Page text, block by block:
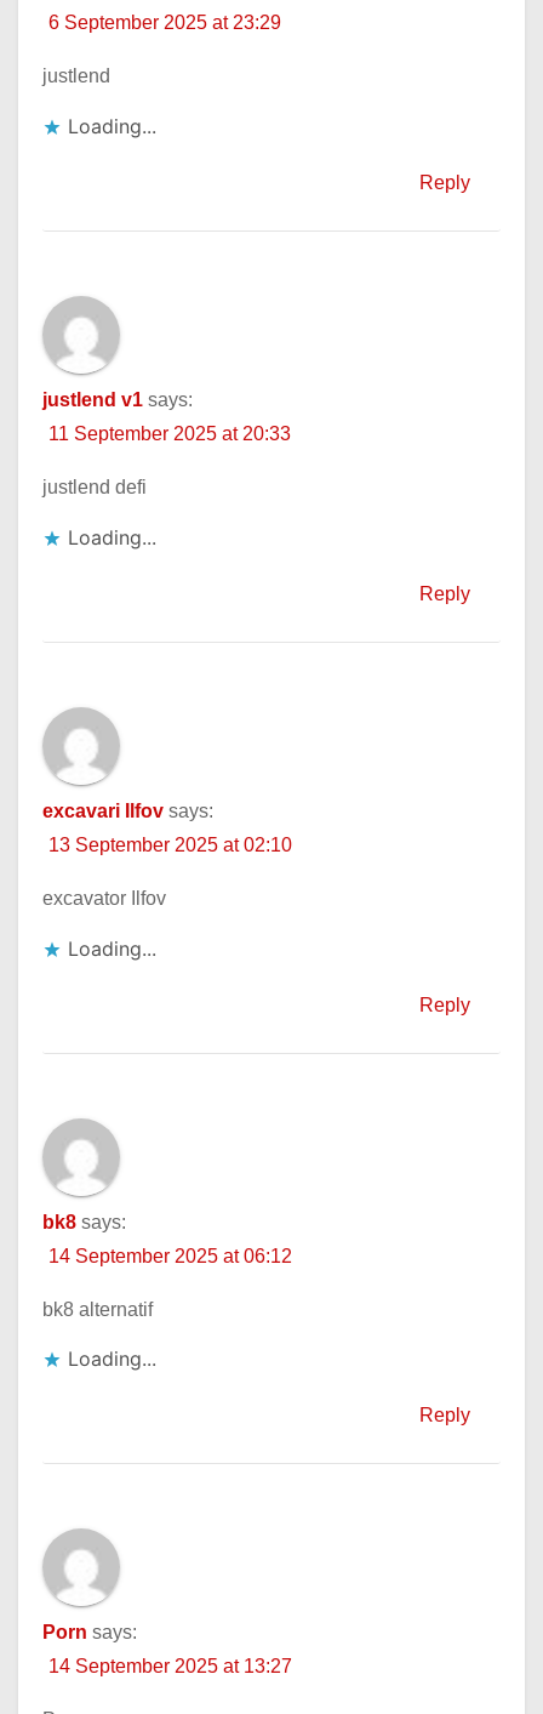
6 September 2025 at 23:29
justlend
Loading...
Reply
justlend v1 says:
11 September 2025 at 20:33
justlend defi
Loading...
Reply
excavari Ilfov says:
13 September 2025 at 02:10
excavator Ilfov
Loading...
Reply
bk8 says:
14 September 2025 at 06:12
bk8 alternatif
Loading...
Reply
Porn says:
14 September 2025 at 13:27